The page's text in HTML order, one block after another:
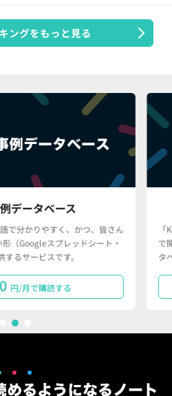
ングをもっと見る
データベース
で分かりやすく、かつ、皆さん
（Googleスプレッドシート・
るサービスです。
円/月で購読する
で
タ